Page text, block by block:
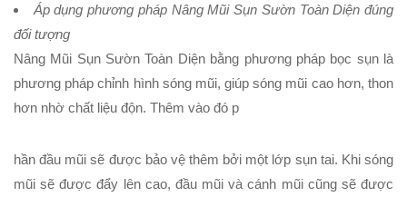
Áp dụng phương pháp Nâng Mũi Sụn Sườn Toàn Diện đúng
đối tượng
Nâng Mũi Sụn Sườn Toàn Diệnbằng phương pháp bọc sụn là
phương pháp chỉnh hình sóng mũi, giúp sóng mũi cao hơn, thon
hơn nhờ chất liệu độn. Thêm vào đó p
hần đầu mũi sẽ được bảo vệ thêm bởi một lớp sụn tai. Khi sóng
mũi sẽ được đẩy lên cao, đầu mũi và cánh mũi cũng sẽ được